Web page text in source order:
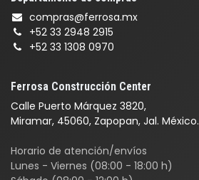
Ferrosa Construcción Center
Calle Puerto Márquez 3820,
Miramar, 45060, Zapopan, Jal. México.
Horario de atención/envíos
Lunes - Viernes (08:00 - 18:00 h)
compras@ferrosa.mx
+52 33 2948 2915
+52 33 1308 0970